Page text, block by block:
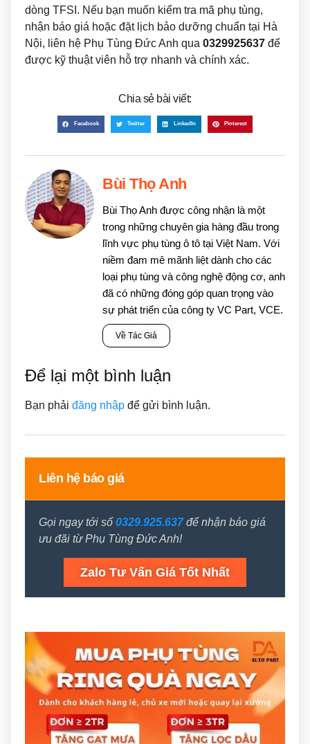
dòng TFSI. Nếu bạn muốn kiểm tra mã phụ tùng,
nhận báo giá hoặc đặt lịch bảo dưỡng chuẩn tại Hà
Nội, liên hệ Phụ Tùng Đức Anh qua 0329925637 để
được kỹ thuật viên hỗ trợ nhanh và chính xác.
Chia sẻ bài viết:
Facebook Twitter LinkedIn Pinterest
Bùi Thọ Anh
Bùi Thọ Anh được công nhận là một
trong những chuyên gia hàng đầu trong
lĩnh vực phụ tùng ô tô tại Việt Nam. Với
niềm đam mê mãnh liệt dành cho các
loại phụ tùng và công nghệ động cơ, anh
đã có những đóng góp quan trọng vào
sự phát triển của công ty VC Part, VCE.
Về Tác Giả
Để lại một bình luận
Bạn phải đăng nhập để gửi bình luận.
Liên hệ báo giá
Gọi ngay tới số 0329.925.637để nhận báo giá
ưu đãi từ Phụ Tùng Đức Anh!
Zalo Tư Vấn Giá Tốt Nhất